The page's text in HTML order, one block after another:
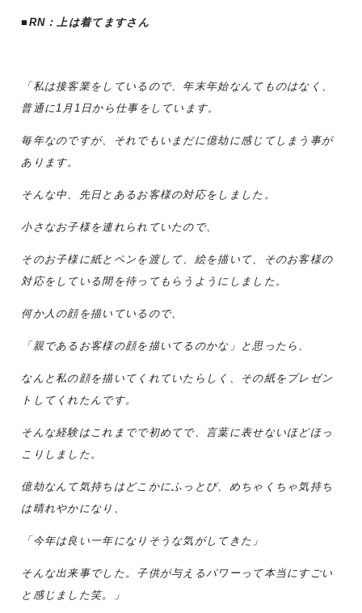
■RN：上は着てますさん
「私は接客業をしているので、年末年始なんてものはなく、
普通に1月1日から仕事をしています。
毎年なのですが、それでもいまだに億劫に感じてしまう事が
あります。
そんな中、先日とあるお客様の対応をしました。
小さなお子様を連れられていたので、
そのお子様に紙とペンを渡して、絵を描いて、そのお客様の
対応をしている間を待ってもらうようにしました。
何か人の顔を描いているので、
「親であるお客様の顔を描いてるのかな」と思ったら、
なんと私の顔を描いてくれていたらしく、その紙をプレゼン
トしてくれたんです。
そんな経験はこれまでで初めてで、言葉に表せないほどほっ
こりしました。
億劫なんて気持ちはどこかにふっとび、めちゃくちゃ気持ち
は晴れやかになり、
「今年は良い一年になりそうな気がしてきた」
そんな出来事でした。子供が与えるパワーって本当にすごい
と感じました笑。」